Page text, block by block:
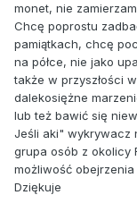
monet, nie
Chcę poprostu
pamiątkach, chcę
na półce, nie jako
także w przyszłości
dalekosiężne
lub też bawić się
Jeśli aki" wykrywacz
grupa osób z okolicy
możliwość
Dziękuje